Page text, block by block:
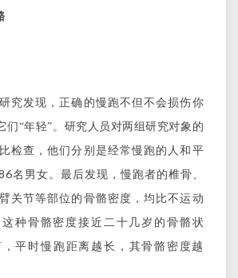
究发现，正确的慢跑不但不会损伤你
们“年轻”。研究人员对两组研究对象的
检查，他们分别是经常慢跑的人和平
名男女。最后发现，慢跑者的椎骨、
关节等部位的骨骼密度，均比不运动
种骨骼密度接近二十几岁的骨骼状
平时慢跑距离越长，其骨骼密度越